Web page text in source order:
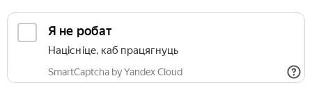
Я не робат
Націсніце, каб працягнуць
SmartCaptcha by Yandex Cloud